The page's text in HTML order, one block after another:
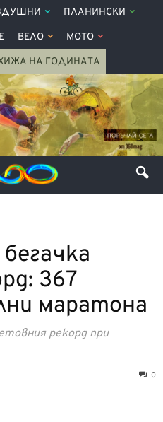
ПЛАНИНСКИ
ВЕЛО МОТО
НА ГОДИНАТА
367
маратона
рекорд при
0